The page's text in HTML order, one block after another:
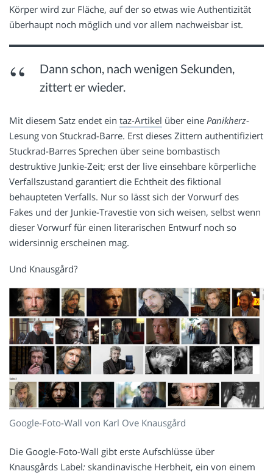
Körper wird zur Fläche, auf der so etwas wie Authentizität
überhaupt noch möglich und vor allem nachweisbar ist.
Dann schon, nach wenigen Sekunden,
zittert er wieder.
Mit diesem Satz endet ein taz-Artikel über eine Panikherz-
Lesung von Stuckrad-Barre. Erst dieses Zittern authentifiziert
Stuckrad-Barres Sprechen über seine bombastisch
destruktive Junkie-Zeit; erst der live einsehbare körperliche
Verfallszustand garantiert die Echtheit des fiktional
behaupteten Verfalls. Nur so lässt sich der Vorwurf des
Fakes und der Junkie-Travestie von sich weisen, selbst wenn
dieser Vorwurf für einen literarischen Entwurf noch so
widersinnig erscheinen mag.
Und Knausgård?
Google-Foto-Wall von Karl Ove Knausgård
Die Google-Foto-Wall gibt erste Aufschlüsse über
Knausgårds Label: skandinavische Herbheit, ein von einem